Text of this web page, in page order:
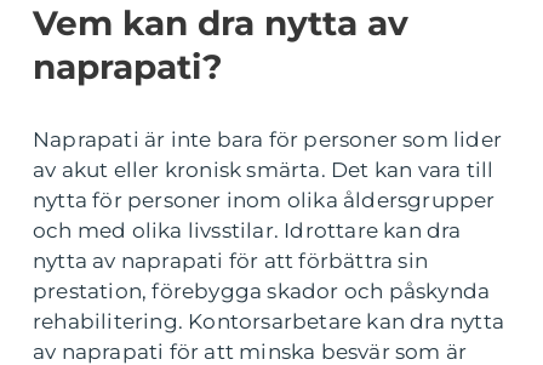
Vem kan dra nytta av
naprapati?
Naprapati är inte bara för personer som lider
av akut eller kronisk smärta. Det kan vara till
nytta för personer inom olika åldersgrupper
och med olika livsstilar. Idrottare kan dra
nytta av naprapati för att förbättra sin
prestation, förebygga skador och påskynda
rehabilitering. Kontorsarbetare kan dra nytta
av naprapati för att minska besvär som är